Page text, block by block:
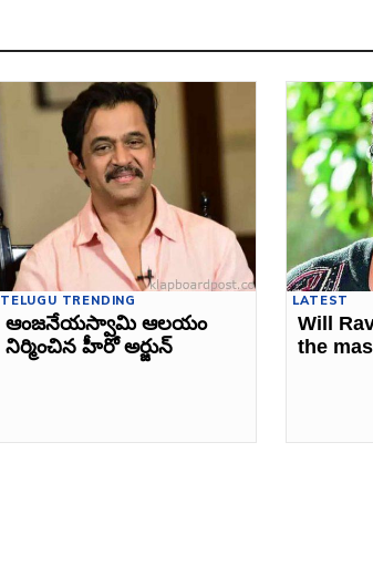
TELUGU TRENDING
ఆంజనేయస్వామి ఆలయం
నిర్మించిన హీరో అర్జున్‌
LATEST
Will
the